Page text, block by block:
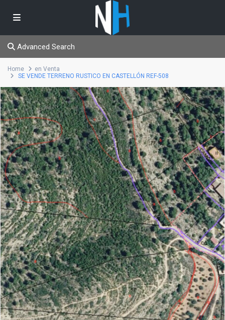
Advanced Search
Home
en Venta
SE VENDE TERRENO RUSTICO EN CASTELLÓN REF-508